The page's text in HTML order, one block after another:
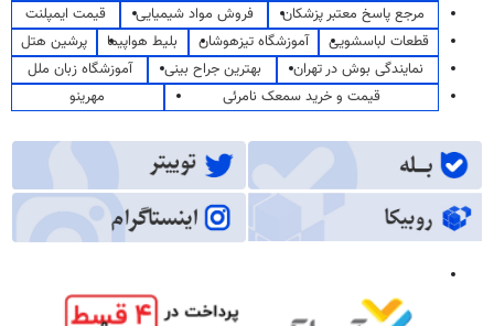
مرجع پاسخ معتبر پزشکان
فروش مواد شیمیایی
قیمت ایمپلنت
قطعات لباسشویی
آموزشگاه تیزهوشان بلیط هواپیما
پرشین هتل
نمایندگی بوش در تهران
بهترین جراح بینی
آموزشگاه زبان ملل
قیمت و خرید سمعک نامرئی
مهرینو